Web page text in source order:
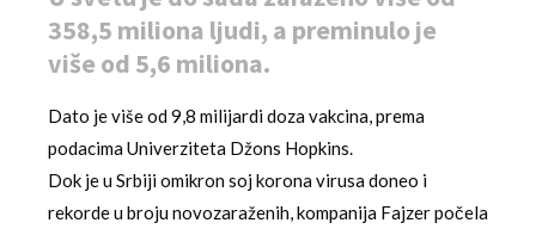
358,5 miliona ljudi, a preminulo je
više od 5,6 miliona.
Dato je više od 9,8 milijardi doza vakcina, prema
podacima Univerziteta Džons Hopkins.
Dok je u Srbiji omikron soj korona virusa doneo i
rekorde u broju novozaraženih, kompanija Fajzer počela